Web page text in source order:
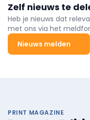
Zelf nieuws te
Heb je nieuws dat
met ons via het
Nieuws melden
PRINT MAGAZINE